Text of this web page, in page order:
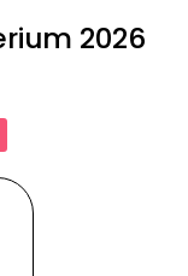
2026